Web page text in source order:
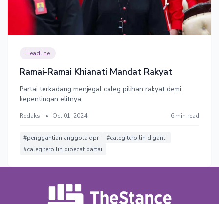
Headline
Ramai-Ramai Khianati Mandat Rakyat
Partai terkadang menjegal caleg pilihan rakyat demi
kepentingan elitnya.
Redaksi • Oct 01, 2024 6 min read
#penggantian anggota dpr
#caleg terpilih diganti
#caleg terpilih dipecat partai